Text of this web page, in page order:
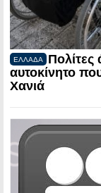
ΕΛΛΑΔΑ
αυτοκίνητο
Χανιά